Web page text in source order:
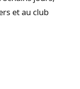
et au club